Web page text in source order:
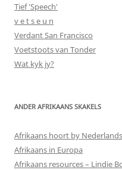
Tief 'Speech'
v e t s e u n
Verdant San Francisco
Voetstoots van Tonder
Wat kyk jy?
ANDER AFRIKAANS SKAKELS
Afrikaans hoort by Nederlands
Afrikaans in Europa
Afrikaans resources – Lindie